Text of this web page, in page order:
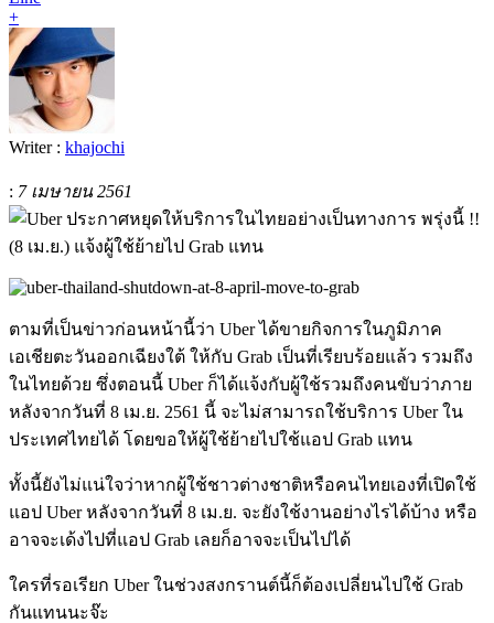
+
Writer : khajochi
: 7 เมษายน 2561
ตามที่เป็นข่าวก่อนหน้านี้ว่า Uber ได้ขายกิจการในภูมิภาค
เอเชียตะวันออกเฉียงใต้ ให้กับ Grab เป็นที่เรียบร้อยแล้ว รวมถึง
ในไทยด้วย ซึ่งตอนนี้ Uber ก็ได้แจ้งกับผู้ใช้รวมถึงคนขับว่าภาย
หลังจากวันที่ 8 เม.ย. 2561 นี้ จะไม่สามารถใช้บริการ Uber ใน
ประเทศไทยได้ โดยขอให้ผู้ใช้ย้ายไปใช้แอป Grab แทน
ทั้งนี้ยังไม่แน่ใจว่าหากผู้ใช้ชาวต่างชาติหรือคนไทยเองที่เปิดใช้
แอป Uber หลังจากวันที่ 8 เม.ย. จะยังใช้งานอย่างไรได้บ้าง หรือ
อาจจะเด้งไปที่แอป Grab เลยก็อาจจะเป็นไปได้
ใครที่รอเรียก Uber ในช่วงสงกรานต์นี้ก็ต้องเปลี่ยนไปใช้ Grab
กันแทนนะจ๊ะ